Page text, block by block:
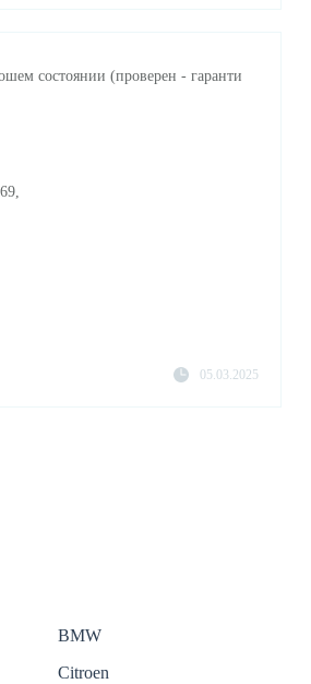
состоянии (проверен - гаранти
05.03.2025
BMW
Citroen